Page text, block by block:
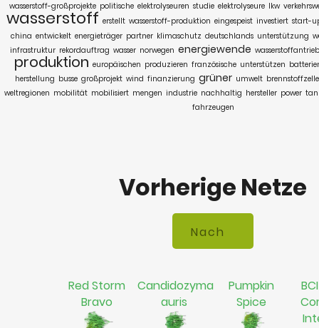
wasserstoff-großprojekte politische elektrolyseuren studie elektrolyseure lkw
wasserstoff erstellt wasserstoff-produktion eingespeist investiert start-
china entwickelt energieträger partner klimaschutz deutschlands unterstützung
infrastruktur rekordauftrag wasser norwegen energiewende
produktion europäischen produzieren französische unterstützen
herstellung busse großprojekt wind finanzierung grüner umwelt brennstoffzelle
weltregionen mobilität mobilisiert mengen industrie nachhaltig hersteller power
fahrzeugen
Vorherige Netze
Red Storm
Bravo
Candidozyma
auris
Pumpkin
Spice